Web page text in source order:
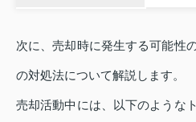
次に、売却時に発生する可能性
の対処法について解説します。
売却活動中には、以下のような